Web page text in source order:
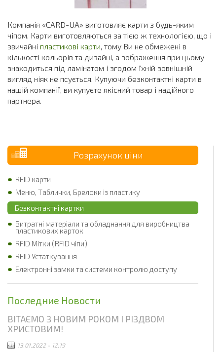
Компанія «CARD-UA» виготовляє карти з будь-яким
чіпом. Карти виготовляються за тією ж технологією, що і
звичайні пластикові карти, тому Ви не обмежені в
кількості кольорів та дизайні, а зображення при цьому
знаходиться під ламінатом і згодом їхній зовнішній
вигляд ніяк не псується. Купуючи безконтактні карти в
нашій компанії, ви купуєте якісний товар і надійного
партнера.
Розрахунок ціни
RFID карти
Меню, Таблички, Брелоки із пластику
Безконтактні картки
Витратні матеріали та обладнання для виробництва
пластикових карток
RFID Мітки (RFID чіпи)
RFID Устаткування
Електронні замки та системи контролю доступу
Последние Новости
ВІТАЄМО З НОВИМ РОКОМ І РІЗДВОМ
ХРИСТОВИМ!
13.01.2022 - 12:19